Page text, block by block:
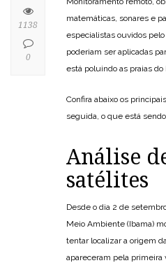
matemáticas, sonares e
especialistas ouvidos pelo
poderiam ser aplicadas
está poluindo as praias do
Confira abaixo os
seguida, o que está
Análise
satélites
Desde o dia 2 de
Meio Ambiente (Ibama)
tentar localizar a origem
apareceram pela primeira
1138
0